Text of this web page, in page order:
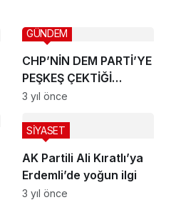
CHP’NİN DEM PARTİ’YE
PEŞKEŞ ÇEKTİĞİ
AKDENİZ İLÇESİ’NDE
VATANDAŞLARDAN
DEM PARTİ VE CHP’YE
“İTTİFAK” TEPKİSİ!
GÜNDEM
3 yıl önce
AK Partili Ali Kıratlı’ya
Erdemli’de yoğun ilgi
SİYASET
3 yıl önce